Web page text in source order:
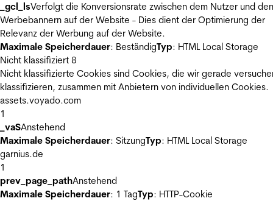
_gcl_lsVerfolgt die Konversionsrate zwischen dem Nutzer und den
Werbebannern auf der Website - Dies dient der Optimierung der
Relevanz der Werbung auf der Website.
Maximale Speicherdauer: BeständigTyp: HTML Local Storage
Nicht klassifiziert 8
Nicht klassifizierte Cookies sind Cookies, die wir gerade
klassifizieren, zusammen mit Anbietern von individuellen Cookies.
assets.voyado.com
1
_vaSAnstehend
Maximale Speicherdauer: SitzungTyp: HTML Local Storage
garnius.de
1
prev_page_pathAnstehend
Maximale Speicherdauer: 1 TagTyp: HTTP-Cookie